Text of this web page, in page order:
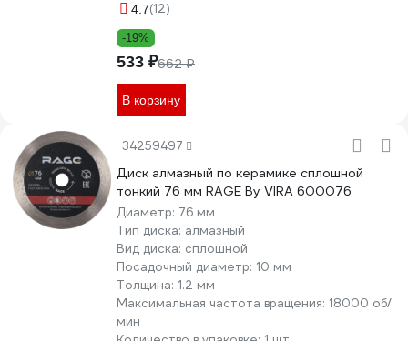
4.7(12)
-19%
533 ₽662 ₽
В корзину
34259497
Диск алмазный по керамике сплошной
тонкий 76 мм RAGE By VIRA 600076
Диаметр: 76 мм
Тип диска: алмазный
Вид диска: сплошной
Посадочный диаметр: 10 мм
Толщина: 1.2 мм
Максимальная частота вращения: 18000 об/
мин